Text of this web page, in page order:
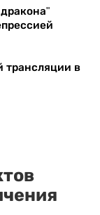
трансляции в